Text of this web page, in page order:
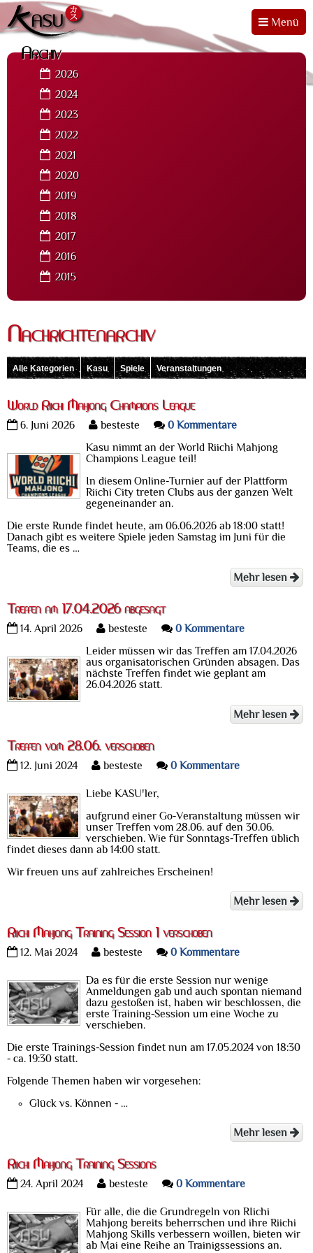
Menü
Archiv
2026
2024
2023
2022
2021
2020
2019
2018
2017
2016
2015
Nachrichtenarchiv
Alle Kategorien Kasu Spiele Veranstaltungen
World Riichi Mahjong Champions League
6. Juni 2026 besteste
0 Kommentare
Kasu nimmt an der World Riichi Mahjong
Champions League teil!
In diesem Online-Turnier auf der Plattform
Riichi City treten Clubs aus der ganzen Welt
gegeneinander an.
Die erste Runde findet heute, am 06.06.2026 ab 18:00 statt!
Danach gibt es weitere Spiele jeden Samstag im Juni für die
Teams, die es …
Mehr lesen
Treffen am 17.04.2026 abgesagt
14. April 2026 besteste
0 Kommentare
Leider müssen wir das Treffen am 17.04.2026
aus organisatorischen Gründen absagen. Das
nächste Treffen findet wie geplant am
26.04.2026 statt.
Mehr lesen
Treffen vom 28.06. verschoben
12. Juni 2024 besteste 0 Kommentare
Liebe KASU'ler,
aufgrund einer Go-Veranstaltung müssen wir
unser Treffen vom 28.06. auf den 30.06.
verschieben. Wie für Sonntags-Treffen üblich
findet dieses dann ab 14:00 statt.
Wir freuen uns auf zahlreiches Erscheinen!
Mehr lesen
Riichi Mahjong Training Session 1 verschoben
12. Mai 2024 besteste 0 Kommentare
Da es für die erste Session nur wenige
Anmeldungen gab und auch spontan niemand
dazu gestoßen ist, haben wir beschlossen, die
erste Training-Session um eine Woche zu
verschieben.
Die erste Trainings-Session findet nun am 17.05.2024 von 18:30
- ca. 19:30 statt.
Folgende Themen haben wir vorgesehen:
Glück vs. Können - …
Mehr lesen
Riichi Mahjong Training Sessions
24. April 2024 besteste 0 Kommentare
Für alle, die die Grundregeln von RIichi
Mahjong bereits beherrschen und ihre Riichi
Mahjong Skills verbessern woillen, bieten wir
ab Mai eine Reihe an Trainigssessions an.